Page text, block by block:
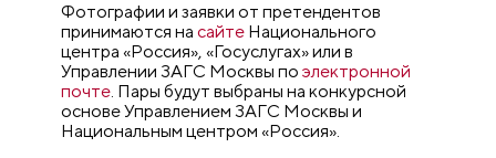
Фотографии и заявки от претендентов
принимаются насайте Национального
центра «Россия», «Госуслугах» или в
Управлении ЗАГС Москвы поэлектронной
почте. Пары будут выбраны на конкурсной
основе Управлением ЗАГС Москвы и
Национальным центром «Россия».